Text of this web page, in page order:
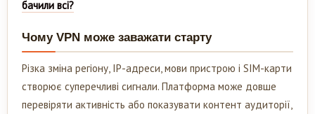
бачили всі?
Чому VPN може заважати старту
Різка зміна регіону, IP-адреси, мови пристрою і SIM-карти
створює суперечливі сигнали. Платформа може довше
перевіряти активність або показувати контент аудиторії,